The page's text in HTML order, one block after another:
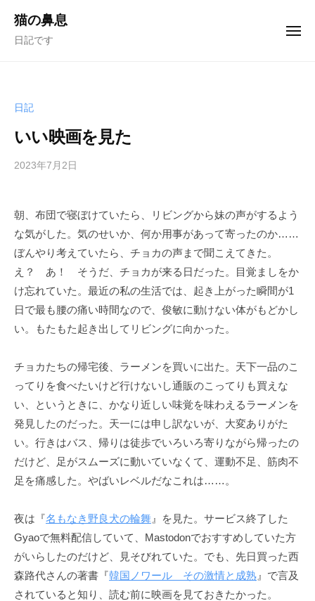
猫の鼻息
日記です
メ
日記
いい映画を見た
2023年7月2日
く
ど
り
の
コ
メ
ン
朝、布団で寝ぼけていたら、リビングから妹の声がするよう
な気がした。気のせいか、何か用事があって寄ったのか……
ぼんやり考えていたら、チョカの声まで聞こえてきた。
え？ あ！ そうだ、チョカが来る日だった。目覚ましをか
け忘れていた。最近の私の生活では、起き上がった瞬間が1
日で最も腰の痛い時間なので、俊敏に動けない体がもどかし
い。もたもた起き出してリビングに向かった。
チョカたちの帰宅後、ラーメンを買いに出た。天下一品のこ
ってりを食べたいけど行けないし通販のこってりも買えな
い、というときに、かなり近しい味覚を味わえるラーメンを
発見したのだった。天一には申し訳ないが、大変ありがた
い。行きはバス、帰りは徒歩でいろいろ寄りながら帰ったの
だけど、足がスムーズに動いていなくて、運動不足、筋肉不
足を痛感した。やばいレベルだなこれは……。
夜は『名もなき野良犬の輪舞 』を見た。サービス終了した
Gyaoで無料配信していて、Mastodonでおすすめしていた方
がいらしたのだけど、見そびれていた。でも、先日買った西
森路代さんの著書『韓国ノワール その激情と成熟 』で言及
されていると知り、読む前に映画を見ておきたかった。